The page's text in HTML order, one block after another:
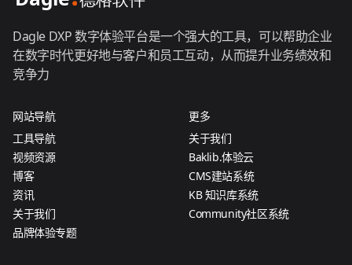
Dagle DXP 数字体验平台是一个强大的工具，可以帮助企业
在数字时代更好地与客户和员工互动，从而提升业务绩效和
竞争力
网站导航
工具导航
视频资源
博客
资讯
关于我们
品牌体验专题
更多
关于我们
Baklib.体验云
CMS建站系统
KB 知识库系统
Community社区系统